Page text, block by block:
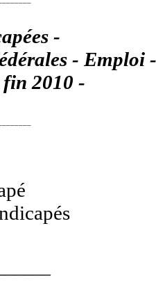
-
- Emploi -
2010 -